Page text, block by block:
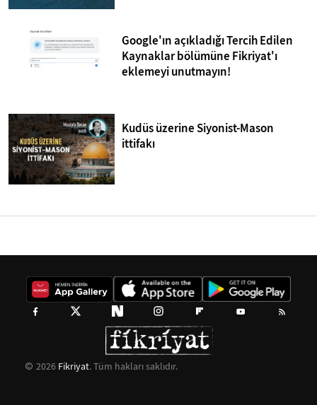
Google'ın açıkladığı Tercih Edilen
Kaynaklar bölümüne Fikriyat'ı
eklemeyi unutmayın!
Kudüs üzerine Siyonist-Mason
ittifakı
2026 Fikriyat. Tüm hakları saklıdır.